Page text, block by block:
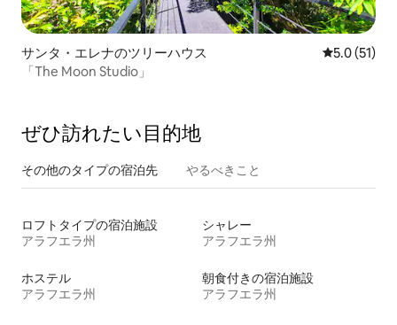
サンタ・エレナのツリーハウス レビュー51
5.0 (51)
「The Moon Studio」
ぜひ訪⁠れ⁠た⁠い目⁠的⁠地
その他のタ⁠イ⁠プ⁠の宿⁠泊⁠先 やるべきこと
ロフトタイプの宿泊施設
アラフエラ州
シャレー
アラフエラ州
ホステル
アラフエラ州
朝食付きの宿泊施設
アラフエラ州